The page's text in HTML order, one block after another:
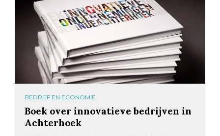
BEDRIJF EN ECONOMIE
Boek over innovatieve bedrijven in
Achterhoek